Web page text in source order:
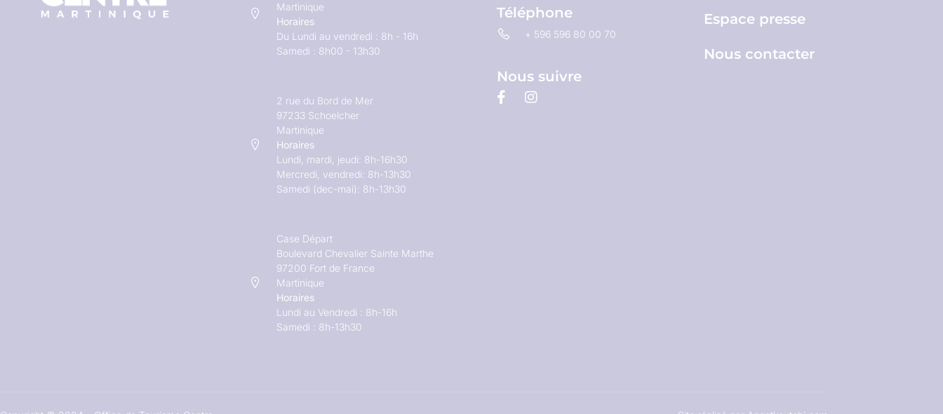
Martinique
Horaires
Du Lundi au vendredi : 8h - 16h
Samedi : 8h00 - 13h30
2 rue du Bord de Mer
97233 Schoelcher
Martinique
Horaires
Lundi, mardi, jeudi: 8h-16h30
Mercredi, vendredi: 8h-13h30
Samedi (dec-mai): 8h-13h30
Case Départ
Boulevard Chevalier Sainte Marthe
97200 Fort de France
Martinique
Horaires
Lundi au Vendredi : 8h-16h
Samedi : 8h-13h30
Téléphone
+ 596 596 80 00 70
Nous suivre
Espace presse
Nous contacter